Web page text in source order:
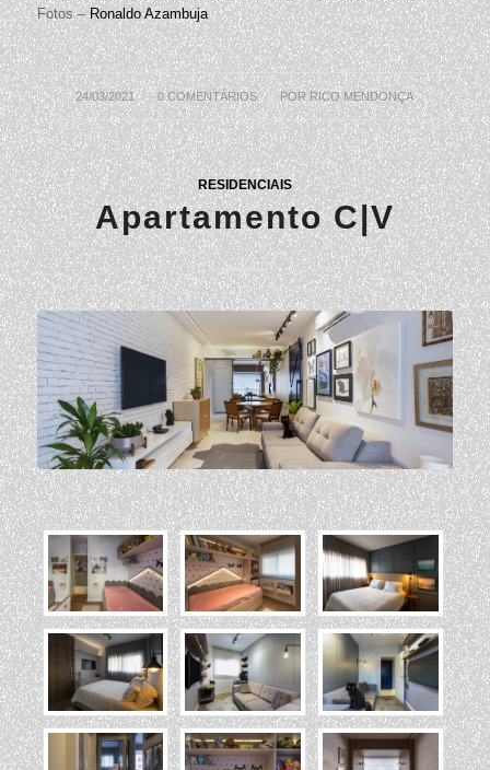
Fotos –Ronaldo Azambuja
24/03/2021
/ 0 COMENTÁRIOS
/ PORRICO MENDONÇA
RESIDENCIAIS
Apartamento C|V